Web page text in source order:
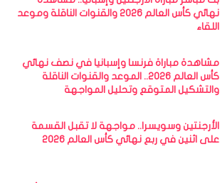
نهائي كأس العالم 2026 والقنوات الناقلة وموعد
اللقاء
مشاهدة مباراة فرنسا وإسبانيا في نصف نهائي
كأس العالم 2026.. الموعد والقنوات الناقلة
والتشكيل المتوقع وتحليل المواجهة
الأرجنتين وسويسرا.. مواجهة لا تقبل القسمة
على اثنين في ربع نهائي كأس العالم 2026